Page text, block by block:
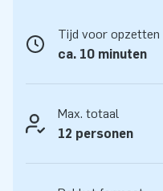
Kwaliteit en Garantie
JB kussens zijn op
meervoudig gestikt en zijn
PVC. Ze zijn daardoor
houden. Het Multiplay
geleverd met 5 jaar
Tijd voor opzetten
ca. 10 minuten
Max. totaal
12 personen